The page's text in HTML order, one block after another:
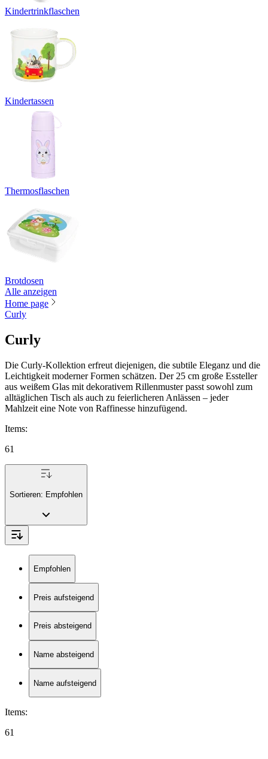
Kindertrinkflaschen
Kindertassen
Thermosflaschen
Brotdosen
Alle anzeigen
Home page
Curly
Curly
Die Curly-Kollektion erfreut diejenigen, die subtile Eleganz und die
Leichtigkeit moderner Formen schätzen. Der 25 cm große Essteller
aus weißem Glas mit dekorativem Rillenmuster passt sowohl zum
alltäglichen Tisch als auch zu feierlicheren Anlässen – jeder
Mahlzeit eine Note von Raffinesse hinzufügend.
Items:
61
Sortieren: Empfohlen
Empfohlen
Preis aufsteigend
Preis absteigend
Name absteigend
Name aufsteigend
Items:
61